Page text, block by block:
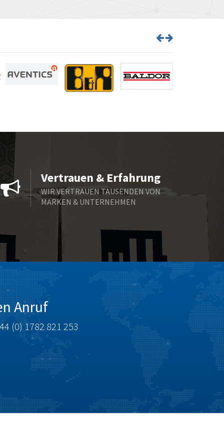
Vertrauen & Erfahrung
WIR VERTRAUEN TAUSENDEN VON
MARKEN & UNTERNEHMEN
Anruf
(0) 1782 821 253